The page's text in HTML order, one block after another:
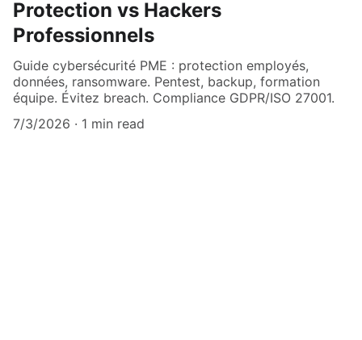
Protection vs Hackers
Professionnels
Guide cybersécurité PME : protection employés,
données, ransomware. Pentest, backup, formation
équipe. Évitez breach. Compliance GDPR/ISO 27001.
7/3/2026
1 min read